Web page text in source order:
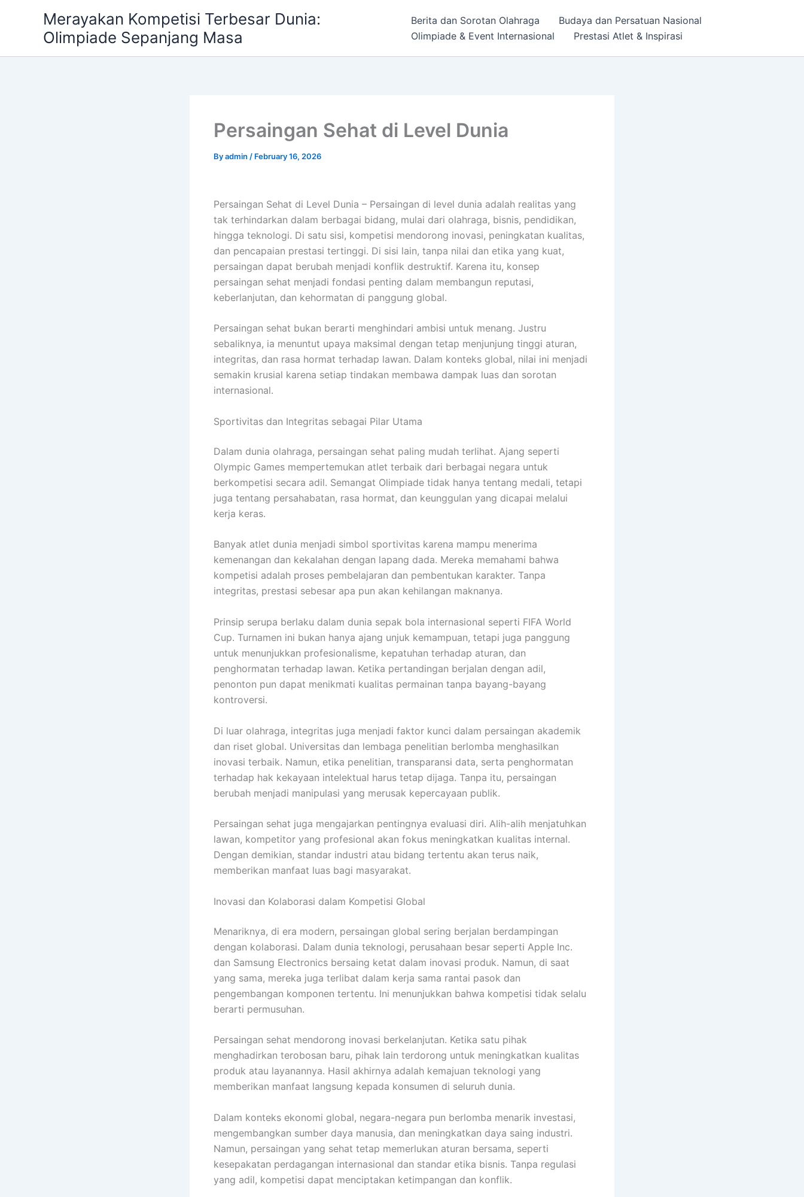
Merayakan Kompetisi Terbesar Dunia:
Olimpiade Sepanjang Masa
Berita dan Sorotan Olahraga
Budaya dan Persatuan Nasional
Olimpiade & Event Internasional
Prestasi Atlet & Inspirasi
Persaingan Sehat di Level Dunia
Byadmin / February 16, 2026
Persaingan Sehat di Level Dunia – Persaingan di level dunia adalah realitas yang
tak terhindarkan dalam berbagai bidang, mulai dari olahraga, bisnis, pendidikan,
hingga teknologi. Di satu sisi, kompetisi mendorong inovasi, peningkatan kualitas,
dan pencapaian prestasi tertinggi. Di sisi lain, tanpa nilai dan etika yang kuat,
persaingan dapat berubah menjadi konflik destruktif. Karena itu, konsep
persaingan sehat menjadi fondasi penting dalam membangun reputasi,
keberlanjutan, dan kehormatan di panggung global.
Persaingan sehat bukan berarti menghindari ambisi untuk menang. Justru
sebaliknya, ia menuntut upaya maksimal dengan tetap menjunjung tinggi aturan,
integritas, dan rasa hormat terhadap lawan. Dalam konteks global, nilai ini menjadi
semakin krusial karena setiap tindakan membawa dampak luas dan sorotan
internasional.
Sportivitas dan Integritas sebagai Pilar Utama
Dalam dunia olahraga, persaingan sehat paling mudah terlihat. Ajang seperti
Olympic Games mempertemukan atlet terbaik dari berbagai negara untuk
berkompetisi secara adil. Semangat Olimpiade tidak hanya tentang medali, tetapi
juga tentang persahabatan, rasa hormat, dan keunggulan yang dicapai melalui
kerja keras.
Banyak atlet dunia menjadi simbol sportivitas karena mampu menerima
kemenangan dan kekalahan dengan lapang dada. Mereka memahami bahwa
kompetisi adalah proses pembelajaran dan pembentukan karakter. Tanpa
integritas, prestasi sebesar apa pun akan kehilangan maknanya.
Prinsip serupa berlaku dalam dunia sepak bola internasional seperti FIFA World
Cup. Turnamen ini bukan hanya ajang unjuk kemampuan, tetapi juga panggung
untuk menunjukkan profesionalisme, kepatuhan terhadap aturan, dan
penghormatan terhadap lawan. Ketika pertandingan berjalan dengan adil,
penonton pun dapat menikmati kualitas permainan tanpa bayang-bayang
kontroversi.
Di luar olahraga, integritas juga menjadi faktor kunci dalam persaingan akademik
dan riset global. Universitas dan lembaga penelitian berlomba menghasilkan
inovasi terbaik. Namun, etika penelitian, transparansi data, serta penghormatan
terhadap hak kekayaan intelektual harus tetap dijaga. Tanpa itu, persaingan
berubah menjadi manipulasi yang merusak kepercayaan publik.
Persaingan sehat juga mengajarkan pentingnya evaluasi diri. Alih-alih menjatuhkan
lawan, kompetitor yang profesional akan fokus meningkatkan kualitas internal.
Dengan demikian, standar industri atau bidang tertentu akan terus naik,
memberikan manfaat luas bagi masyarakat.
Inovasi dan Kolaborasi dalam Kompetisi Global
Menariknya, di era modern, persaingan global sering berjalan berdampingan
dengan kolaborasi. Dalam dunia teknologi, perusahaan besar seperti Apple Inc.
dan Samsung Electronics bersaing ketat dalam inovasi produk. Namun, di saat
yang sama, mereka juga terlibat dalam kerja sama rantai pasok dan
pengembangan komponen tertentu. Ini menunjukkan bahwa kompetisi tidak selalu
berarti permusuhan.
Persaingan sehat mendorong inovasi berkelanjutan. Ketika satu pihak
menghadirkan terobosan baru, pihak lain terdorong untuk meningkatkan kualitas
produk atau layanannya. Hasil akhirnya adalah kemajuan teknologi yang
memberikan manfaat langsung kepada konsumen di seluruh dunia.
Dalam konteks ekonomi global, negara-negara pun berlomba menarik investasi,
mengembangkan sumber daya manusia, dan meningkatkan daya saing industri.
Namun, persaingan yang sehat tetap memerlukan aturan bersama, seperti
kesepakatan perdagangan internasional dan standar etika bisnis. Tanpa regulasi
yang adil, kompetisi dapat menciptakan ketimpangan dan konflik.